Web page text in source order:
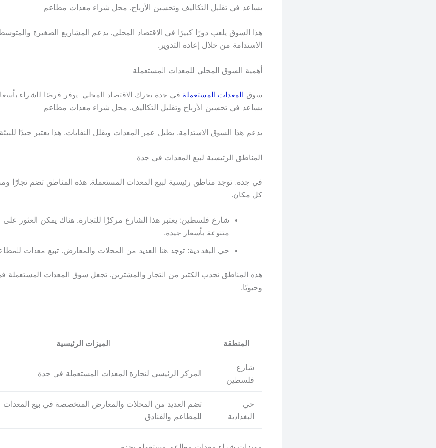
يساعد في تقليل التكاليف وتحسين الأرباح. محل شراء معدات مطاعم
هذا السوق يلعب دورًا كبيرًا في الاقتصاد المحلي. يدعم المشاريع الصغيرة
الاستدامة من خلال إعادة التدوير.
أهمية السوق المحلي للمعدات المستعملة
سوق المعدات المستعملة في جدة يحرك الاقتصاد المحلي. يوفر فرصًا للشراء
يساعد في تحسين الأرباح وتقليل التكاليف. محل شراء معدات مطاعم
يدعم هذا السوق الاستدامة. يطيل عمر المعدات ويقلل النفايات. هذا يعتبر جيدًا
المناطق الرئيسية لبيع المعدات في جدة
في جدة، توجد مناطق رئيسية لبيع المعدات المستعملة. هذه المناطق تضم تجارًا
كل مكان.
شارع فلسطين: يعتبر هذا الشارع مركزًا للتجارة. هناك يمكن العثور
متنوعة بأسعار جيدة.
حي البغدادية: توجد هنا العديد من المحلات والمعارض. تبيع معدات
هذه المناطق تجذب الكثير من التجار والمشترين. تجعل سوق المعدات المستعملة
وحيويًا.
المنطقة الميزات الرئيسية
شارع
فلسطين
المركز الرئيسي لتجارة المعدات المستعملة في جدة
حي
البغدادية
تضم العديد من المحلات والمعارض المتخصصة في بيع المعدات
للمطاعم والفنادق